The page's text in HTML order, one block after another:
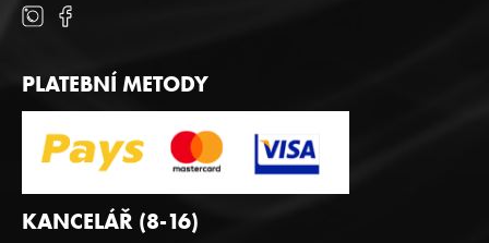
PLATEBNÍ METODY
KANCELÁŘ (8-16)